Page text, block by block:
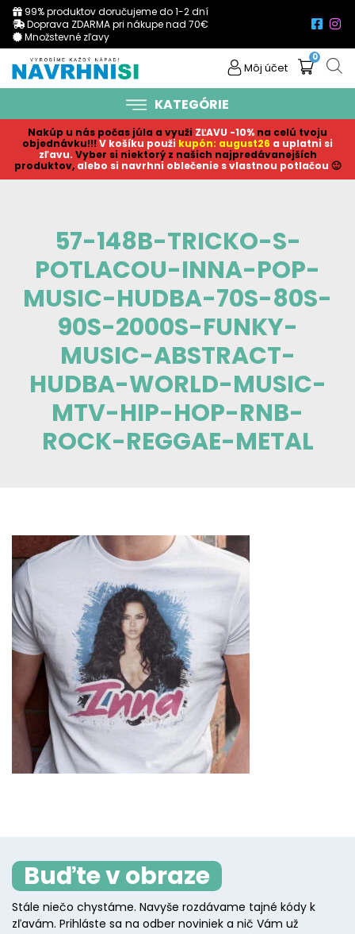
99% produktov doručujeme do 1-2 dní
Doprava ZDARMA pri nákupe nad 70€
Množstevné zľavy
Môj účet
0
KATEGÓRIE
Nakúp u nás počas júla a využi ZĽAVU -10% na celú tvoju
objednávku!!! V košíku použi kupón: august26 a uplatni si
zľavu. Vyber si niektorý z našich najpredávanejších
produktov, alebo si navrhni oblečenie s vlastnou potlačou 🙂
57-148B-TRICKO-S-
POTLACOU-INNA-POP-
MUSIC-HUDBA-70S-80S-
90S-2000S-FUNKY-
MUSIC-ABSTRACT-
HUDBA-WORLD-MUSIC-
MTV-HIP-HOP-RNB-
ROCK-REGGAE-METAL
Buďte v obraze
Stále niečo chystáme. Navyše rozdávame tajné kódy k
zľavám. Prihláste sa na odber noviniek a nič Vám už